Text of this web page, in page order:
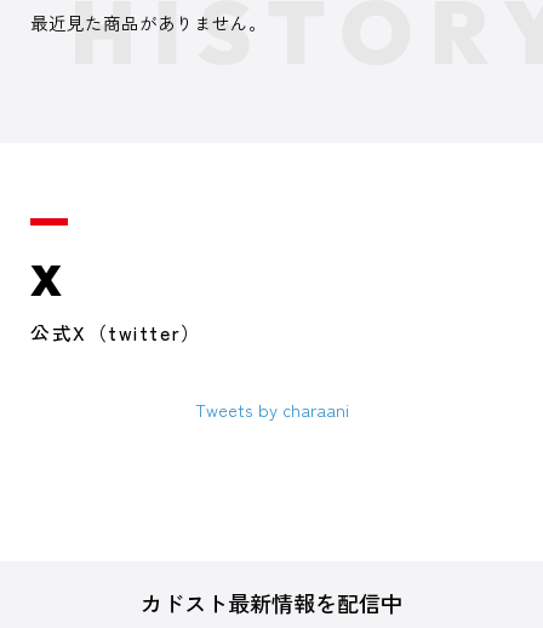
最近見た商品がありません。
X
公式X（twitter）
Tweets by charaani
カドスト最新情報を配信中